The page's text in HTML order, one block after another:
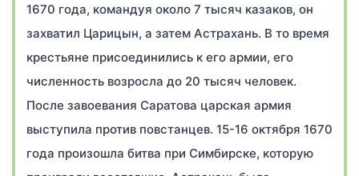
1670 года, командуя около 7 тысяч казаков, он
захватил Царицын, а затем Астрахань. В то время
крестьяне присоединились к его армии, его
численность возросла до 20 тысяч человек.
После завоевания Саратова царская армия
выступила против повстанцев. 15-16 октября 1670
года произошла битва при Симбирске, которую